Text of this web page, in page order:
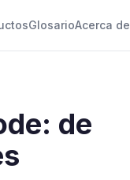
GlosarioAcerca de
de